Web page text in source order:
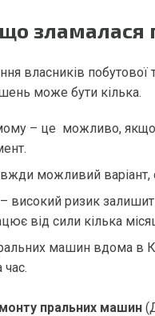
власників побутової
може бути кілька.
– це можливо, якщо
можливий варіант,
високий ризик
від сили кілька
машин вдома в
пральних машин